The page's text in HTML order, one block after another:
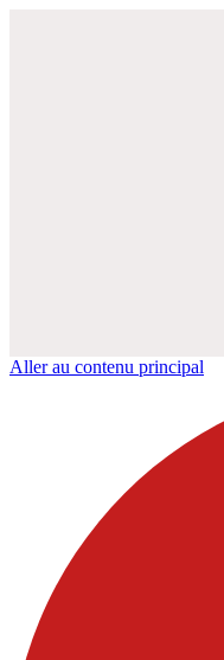
Aller au contenu principal